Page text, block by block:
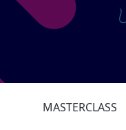
MASTERCLASS